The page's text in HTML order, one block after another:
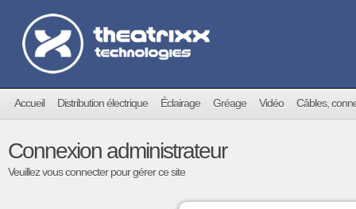
Accueil Distribution électrique Éclairage Gréage Vidéo Câbles,
Connexion administrateur
Veuillez vous connecter pour gérer ce site